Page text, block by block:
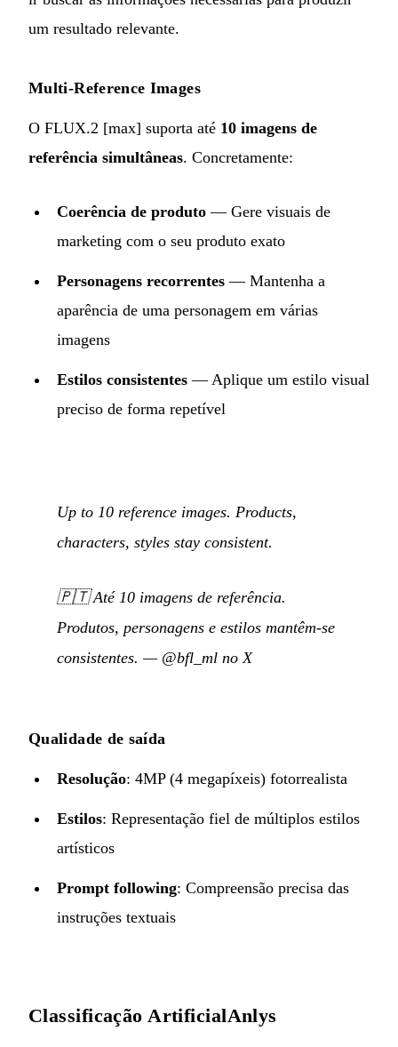
um resultado relevante.
Multi-Reference Images
O FLUX.2 [max] suporta até 10 imagens de
referência simultâneas. Concretamente:
Coerência de produto — Gere visuais de
marketing com o seu produto exato
Personagens recorrentes — Mantenha a
aparência de uma personagem em várias
imagens
Estilos consistentes — Aplique um estilo visual
preciso de forma repetível
Up to 10 reference images. Products,
characters, styles stay consistent.
🇵🇹Até 10 imagens de referência.
Produtos, personagens e estilos mantêm-se
consistentes. — @bfl_ml no X
Qualidade de saída
Resolução: 4MP (4 megapíxeis) fotorrealista
Estilos: Representação fiel de múltiplos estilos
artísticos
Prompt following: Compreensão precisa das
instruções textuais
Classificação ArtificialAnlys